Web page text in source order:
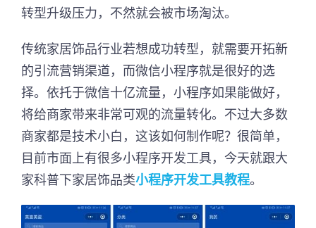
转型升级压力，不然就会被市场淘汰。
传统家居饰品行业若想成功转型，就需要开拓新
的引流营销渠道，而微信小程序就是很好的选
择。依托于微信十亿流量，小程序如果能做好，
将给商家带来非常可观的流量转化。不过大多数
商家都是技术小白，这该如何制作呢？很简单，
目前市面上有很多小程序开发工具，今天就跟大
家科普下家居饰品类小程序开发工具教程。